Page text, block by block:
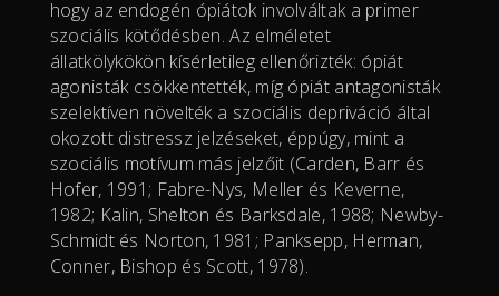
hogy az endogén ópiátok involváltak a primer
szociális kötődésben. Az elméletet
állatkölykökön kísérletileg ellenőrizték: ópiát
agonisták csökkentették, míg ópiát antagonisták
szelektíven növelték a szociális depriváció által
okozott distressz jelzéseket, éppúgy, mint a
szociális motívum más jelzőit (Carden, Barr és
Hofer, 1991; Fabre-Nys, Meller és Keverne,
1982; Kalin, Shelton és Barksdale, 1988; Newby-
Schmidt és Norton, 1981; Panksepp, Herman,
Conner, Bishop és Scott, 1978).